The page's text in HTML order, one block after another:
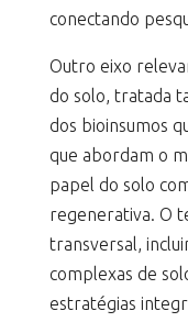
conectando
Outro eixo
do solo, tratada
dos bioinsumos
que abordam o
papel do solo
regenerativa. O
transversal,
complexas de
estratégias